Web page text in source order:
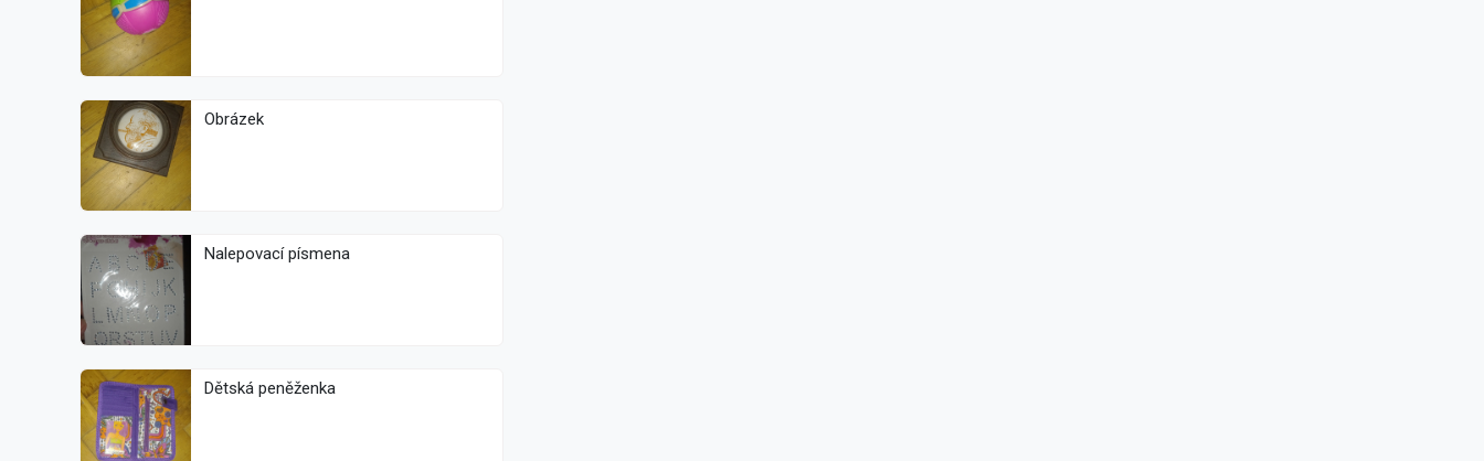
Obrázek
Nalepovací písmena
Dětská peněženka